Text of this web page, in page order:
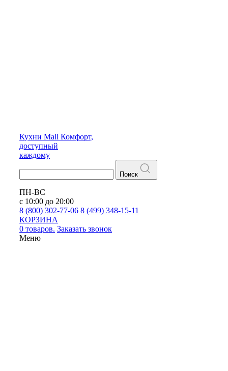
Кухни Mall Комфорт,
доступный
каждому
Поиск
ПН-ВС
с 10:00 до 20:00
8 (800) 302-77-06 8 (499) 348-15-11
КОРЗИНА
0 товаров. Заказать звонок
Меню